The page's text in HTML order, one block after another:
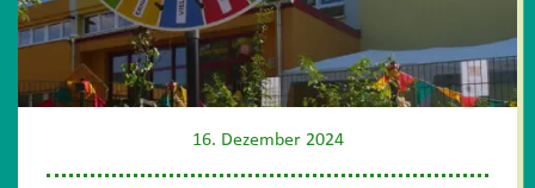
16. Dezember 2024